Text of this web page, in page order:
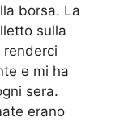
borsa. La
sulla
renderci
e mi ha
sera.
erano